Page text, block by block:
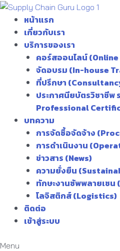
Skip
content
หน้าแรก
เกี่ยวกับเรา
บริการของเรา
คอร์สออนไลน์
จัดอบรม (In-house
ที่ปรึกษา
ประกาศนียบัตรวิชาชี
Professional
บทความ
การจัดซื้อจัดจ้าง
การดำเนินงาน
ข่าวสาร (News)
ความยั่งยืน
ทักษะงานซัพพลายเช
โลจิสติกส์ (Logistics)
ติดต่อ
เข้าสู่ระบบ
Menu